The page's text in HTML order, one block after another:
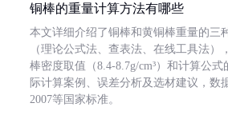
铜棒的重量计算方法有哪些
本文详细介绍了铜棒和黄铜棒重量的三
（理论公式法、查表法、在线工具法）
棒密度取值（8.4-8.7g/cm³）和计算公
际计算案例、误差分析及选材建议，数
2007等国家标准。